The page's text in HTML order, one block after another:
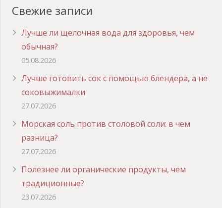
Свежие записи
Лучше ли щелочная вода для здоровья, чем
обычная?
05.08.2026
Лучше готовить сок с помощью блендера, а не
соковыжималки
27.07.2026
Морская соль против столовой соли: в чем
разница?
27.07.2026
Полезнее ли органические продукты, чем
традиционные?
23.07.2026